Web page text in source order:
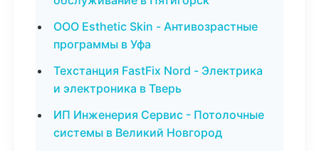
ООО Esthetic Skin - Антивозрастные
программы в Уфа
Техстанция FastFix Nord - Электрика
и электроника в Тверь
ИП Инженерия Сервис - Потолочные
системы в Великий Новгород